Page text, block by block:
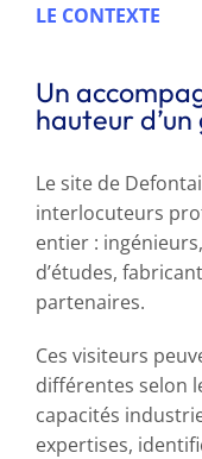
LE CONTEXTE
Un
hauteur
Le site de
interlocuteurs
entier :
d’études,
partenaires.
Ces visiteurs
différentes selon
capacités
expertises,